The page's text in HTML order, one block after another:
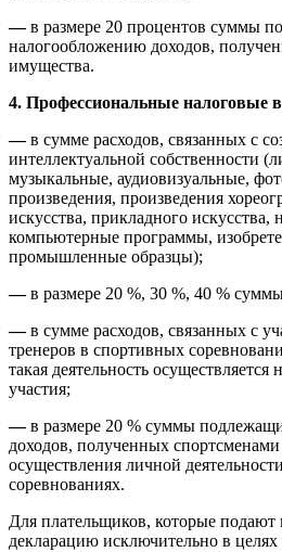
—в размере 20 процентов суммы
налогообложению доходов,
имущества.
4. Профессиональные налоговые
—в сумме расходов, связанных с
интеллектуальной собственности
музыкальные, аудиовизуальные,
произведения, произведения
искусства, прикладного искусства,
компьютерные программы,
промышленные образцы);
—в размере 20 %, 30 %, 40 %
—в сумме расходов, связанных с
тренеров в спортивных
такая деятельность
участия;
—в размере 20 % суммы
доходов, полученных
осуществления личной
соревнованиях.
Для плательщиков, которые подают
декларацию исключительно в